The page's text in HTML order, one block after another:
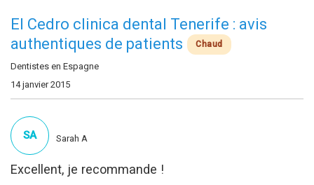
El Cedro clinica dental Tenerife : avis
authentiques de patients
Chaud
Dentistes en Espagne
14 janvier 2015
Excellent, je recommande !
SA Sarah A